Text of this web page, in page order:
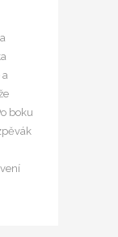
a
boku